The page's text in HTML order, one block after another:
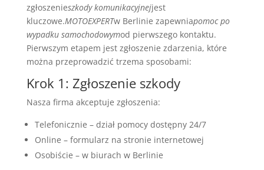
zgłoszenieszkody komunikacyjnejjest
kluczowe.MOTOEXPERTw Berlinie zapewniapomoc po
wypadku samochodowymod pierwszego kontaktu.
Pierwszym etapem jest zgłoszenie zdarzenia, które
można przeprowadzić trzema sposobami:
Krok 1: Zgłoszenie szkody
Nasza firma akceptuje zgłoszenia:
Telefonicznie – dział pomocy dostępny 24/7
Online – formularz na stronie internetowej
Osobiście – w biurach w Berlinie